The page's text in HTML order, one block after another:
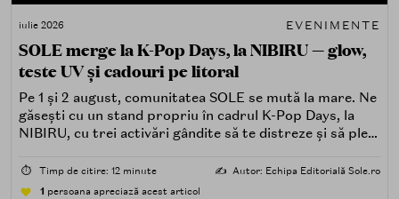
iulie 2026 EVENIMENTE
SOLE merge la K-Pop Days, la NIBIRU — glow,
teste UV și cadouri pe litoral
Pe 1 și 2 august, comunitatea SOLE se mută la mare. Ne
găsești cu un stand propriu în cadrul K-Pop Days, la
NIBIRU, cu trei activări gândite să te distreze și să pleci
⏱️ Timp de citire: 12 minute ✍️ Autor: Echipa Editorială Sole.ro
1 persoana apreciază acest articol